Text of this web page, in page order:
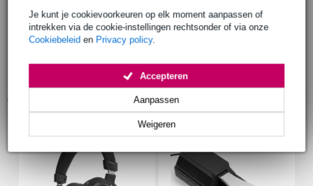
Je kunt je cookievoorkeuren op elk moment aanpassen of
intrekken via de cookie-instellingen rechtsonder of via onze
Cookiebeleid en Privacy policy.
Weigeren
Aanpassen
Accepteren